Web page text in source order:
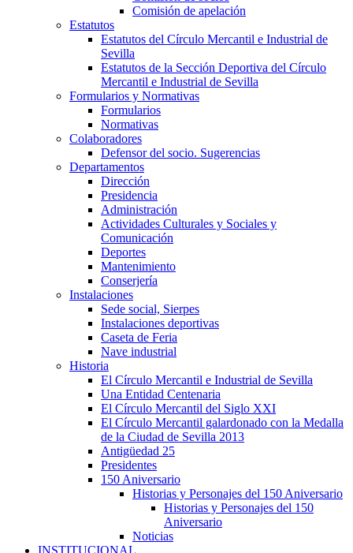
Comisión de apelación
Estatutos
Estatutos del Círculo Mercantil e Industrial de
Sevilla
Estatutos de la Sección Deportiva del Círculo
Mercantil e Industrial de Sevilla
Formularios y Normativas
Formularios
Normativas
Colaboradores
Defensor del socio. Sugerencias
Departamentos
Dirección
Presidencia
Administración
Actividades Culturales y Sociales y
Comunicación
Deportes
Mantenimiento
Conserjería
Instalaciones
Sede social, Sierpes
Instalaciones deportivas
Caseta de Feria
Nave industrial
Historia
El Círculo Mercantil e Industrial de Sevilla
Una Entidad Centenaria
El Círculo Mercantil del Siglo XXI
El Círculo Mercantil galardonado con la Medalla
de la Ciudad de Sevilla 2013
Antigüedad 25
Presidentes
150 Aniversario
Historias y Personajes del 150 Aniversario
Historias y Personajes del 150
Aniversario
Noticias
INSTITUCIONAL